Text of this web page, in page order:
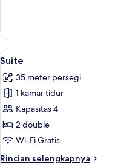
Suite
Junior
Lihat
semua
foto
untuk
Suite
7
Suite
35 meter persegi
1 kamar tidur
Kapasitas 4
2 double
Wi-Fi Gratis
Rincian selengkapnya
Rincian